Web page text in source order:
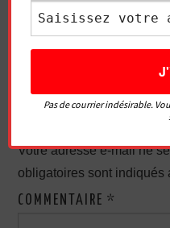
Navigation
des
COMMENT COMBLER
UNE FEMME AU LIT ET
LAISSER UN COMMENTAIRE
Votre adresse e-mail ne
obligatoires sont indiqués
COMMENTAIRE*
Pas de courrier indésirable.